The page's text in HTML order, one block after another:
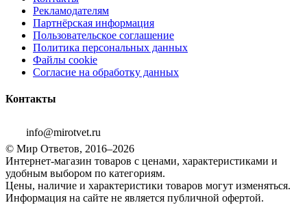
Рекламодателям
Партнёрская информация
Пользовательское соглашение
Политика персональных данных
Файлы cookie
Согласие на обработку данных
Контакты
info@mirotvet.ru
© Мир Ответов, 2016–2026
Интернет-магазин товаров с ценами, характеристиками и
удобным выбором по категориям.
Цены, наличие и характеристики товаров могут изменяться.
Информация на сайте не является публичной офертой.